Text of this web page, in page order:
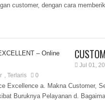
customer, dengan cara
Jul 01,
Terlaris 0
Excellence a. Makna Customer,
Buruknya Pelayanan d.